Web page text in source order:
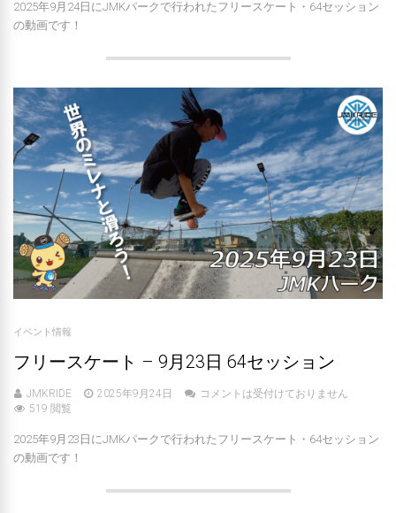
2025年9月24日にJMKパークで行われたフリースケート・64セッション
の動画です！
イベント情報
フリースケート – 9月23日 64セッション
JMKRIDE 2025年9月24日
コメントは受付けておりません
519 閲覧
2025年9月23日にJMKパークで行われたフリースケート・64セッション
の動画です！